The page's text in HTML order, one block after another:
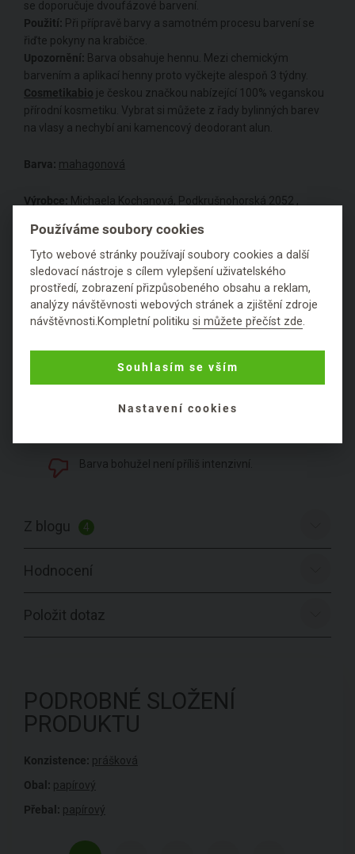
se doporučuje dvoufázové barvení.
Použití: Při přípravě barvy a samotném procesu barvení se
řiďte pokyny na krabičce.
Upozornění: Barva obsahuje hennu. Mezi chemickým
barvením a aplikací henny proto vyčkejte alespoň 3 týdny.
Cosmetikabio je českou značkou nabízející 100% veganskou
přírodní kosmetiku. Vybrat si můžete z řady bylinných barev
na vlasy a nechybí ani kamencový deodorant alun.
Barva: mahagonová
Výrobce: Michaela Kochanová, Podkrušnohorská 2052 ,
Naše hodnocení:
Je jemněji namletá, takže jde lépe vymýt.
Nevysušuje vlasy a dodá jim lesk.
Při odrůstání nedělá ostrý přechod, takže to
Barva bohužel není příliš intenzivní.
Z blogu 4
Hodnocení
Položit dotaz
PODROBNÉ SLOŽENÍ
PRODUKTU
Konzistence: prášková
Obal: papírový
Přebal: papírový
Používáme soubory cookies
Tyto webové stránky používají soubory cookies a další
sledovací nástroje s cílem vylepšení uživatelského
prostředí, zobrazení přizpůsobeného obsahu a reklam,
analýzy návštěvnosti webových stránek a zjištění zdroje
návštěvnosti.Kompletní politikusi můžete přečíst zde.
Souhlasím se vším
Nastavení cookies